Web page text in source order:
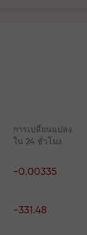
งคุ
การเปลี่ยนแปลง
ใน 24 ชั่วโมง
-0.00335
-331.48
คริปโต และฟิว